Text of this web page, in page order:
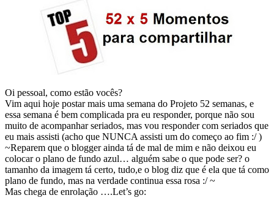
Oi pessoal, como estão vocês?
Vim aqui hoje postar mais uma semana do Projeto 52 semanas, e
essa semana é bem complicada pra eu responder, porque não sou
muito de acompanhar seriados, mas vou responder com seriados que
eu mais assisti (acho que NUNCA assisti um do começo ao fim :/ )
~Reparem que o blogger ainda tá de mal de mim e não deixou eu
colocar o plano de fundo azul… alguém sabe o que pode ser? o
tamanho da imagem tá certo, tudo,e o blog diz que é ela que tá como
plano de fundo, mas na verdade continua essa rosa :/ ~
Mas chega de enrolação ….Let’s go: